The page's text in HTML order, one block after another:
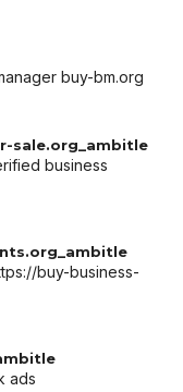
buy-bm.org
sale.org_ambitle
business
buy-business-
ads